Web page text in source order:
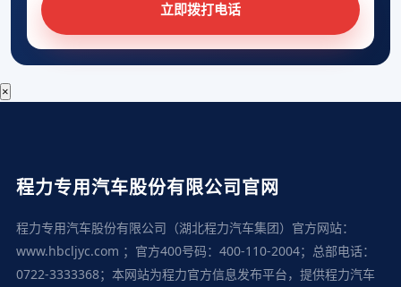
立即拨打电话
×
程力专用汽车股份有限公司官网
程力专用汽车股份有限公司（湖北程力汽车集团）官方网站：
www.hbcljyc.com ；官方400号码：400-110-2004；总部电话：
0722-3333368；本网站为程力官方信息发布平台，提供程力汽车